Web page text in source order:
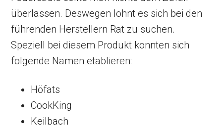
überlassen. Deswegen lohnt es sich bei den
führenden Herstellern Rat zu suchen.
Speziell bei diesem Produkt konnten sich
folgende Namen etablieren:
Höfats
CookKing
Keilbach